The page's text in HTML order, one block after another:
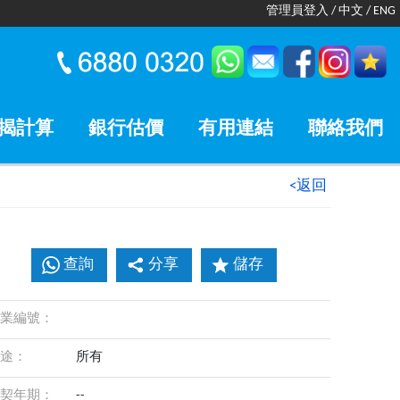
管理員登入 / 中文 / ENG
計算 銀行估價 有用連結 聯絡我們
<返回
查詢 分享 儲存
編號：
： 所有
年期： --